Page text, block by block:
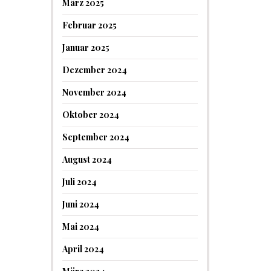
März 2025
Februar 2025
Januar 2025
Dezember 2024
November 2024
Oktober 2024
September 2024
August 2024
Juli 2024
Juni 2024
Mai 2024
April 2024